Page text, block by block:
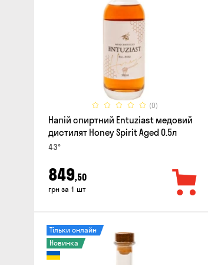
(0)
Напій спиртний Entuziast медовий
дистилят Honey Spirit Aged 0.5л
43°
849,50
грн за 1 шт
Тільки онлайн
Новинка